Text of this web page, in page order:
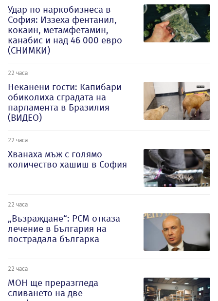
Удар по наркобизнеса в
София: Иззеха фентанил,
кокаин, метамфетамин,
канабис и над 46 000 евро
(СНИМКИ)
22 часа
Неканени гости: Капибари
обиколиха сградата на
парламента в Бразилия
(ВИДЕО)
22 часа
Хванаха мъж с голямо
количество хашиш в София
22 часа
„Възраждане“: РСМ отказа
лечение в България на
пострадала българка
22 часа
МОН ще преразгледа
сливането на две